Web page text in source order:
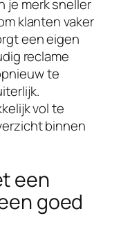
je merk sneller
klanten vaker
een eigen
reclame
te
vol te
binnen
een
goed